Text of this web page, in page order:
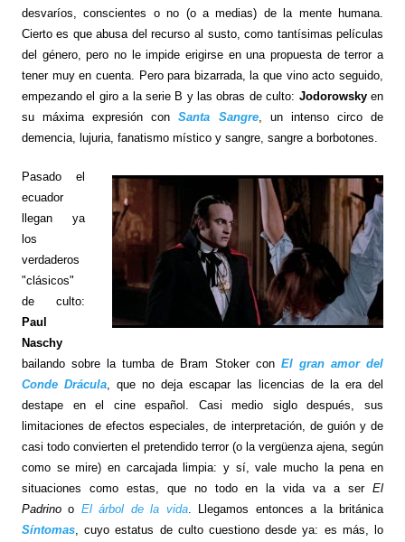
desvaríos, conscientes o no (o a medias) de la mente humana.
Cierto es que abusa del recurso al susto, como tantísimas películas
del género, pero no le impide erigirse en una propuesta de terror a
tener muy en cuenta. Pero para bizarrada, la que vino acto seguido,
empezando el giro a la serie B y las obras de culto: Jodorowskyen
su máxima expresión conSanta Sangre, un intenso circo de
demencia, lujuria, fanatismo místico y sangre, sangre a borbotones.
Pasado el
ecuador
llegan ya
los
verdaderos
"clásicos"
de culto:
Paul
Naschy
bailando sobre la tumba de Bram Stoker con El gran amor del
Conde Drácula, que no deja escapar las licencias de la era del
destape en el cine español. Casi medio siglo después, sus
limitaciones de efectos especiales, de interpretación, de guión y de
casi todo convierten el pretendido terror (o la vergüenza ajena, según
como se mire) en carcajada limpia: y sí, vale mucho la pena en
situaciones como estas, que no todo en la vida va a serEl
Padrinoo El árbol de la vida. Llegamos entonces a la británica
Síntomas, cuyo estatus de culto cuestiono desde ya: es más, lo